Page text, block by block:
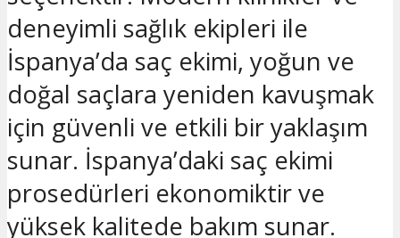
deneyimli sağlık ekipleri ile
İspanya’da saç ekimi, yoğun ve
doğal saçlara yeniden kavuşmak
için güvenli ve etkili bir yaklaşım
sunar. İspanya’daki saç ekimi
prosedürleri ekonomiktir ve
yüksek kalitede bakım sunar.